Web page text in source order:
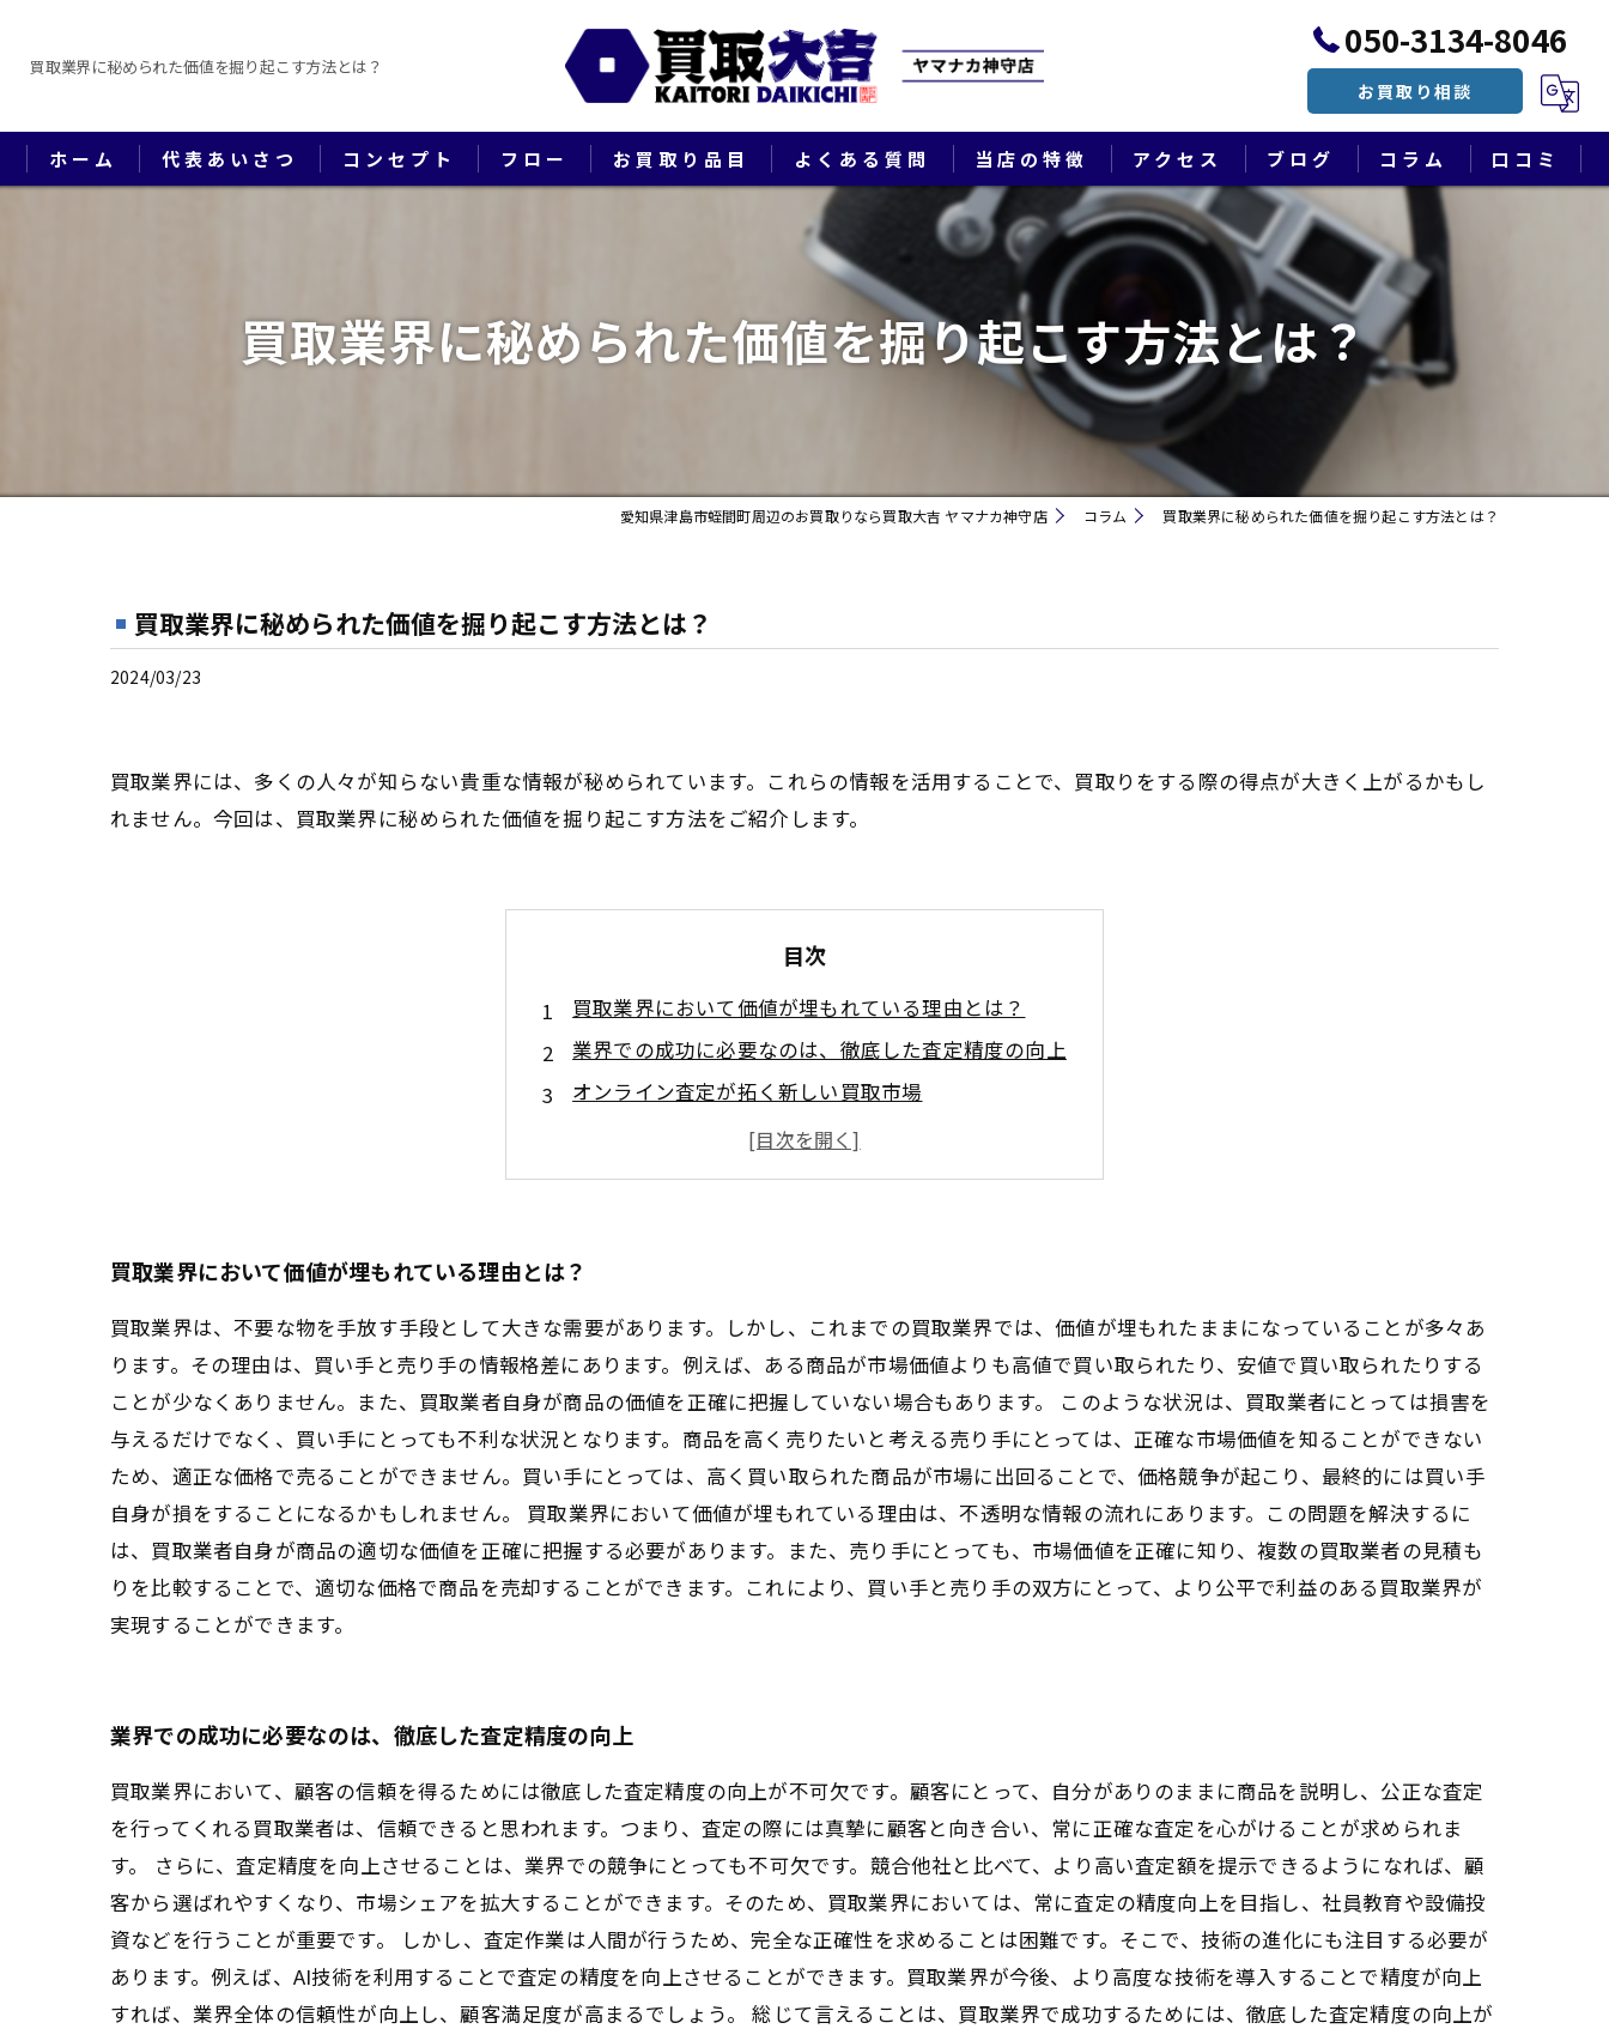
買取業界に秘められた価値を掘り起こす方法とは？
050-3134-8046
お買取り相談
ホーム 代表あいさつ コンセプト フロー お買取り品目 よくある質問 当店の特徴
ブランド
貴金属
切手
生前整理・遺品整理・終活
アクセス
漫画特集
ブログ コラム 口コミ
買取業界に秘められた価値を掘り起こす方法とは？
愛知県津島市蛭間町周辺のお買取りなら買取大吉 ヤマナカ神守店 コラム 買取業界に秘められた価値を掘り起こす方法とは？
買取業界に秘められた価値を掘り起こす方法とは？
2024/03/23
買取業界には、多くの人々が知らない貴重な情報が秘められています。これらの情報を活用することで、買取りをする際の得点が大きく上がるかもし
れません。今回は、買取業界に秘められた価値を掘り起こす方法をご紹介します。
目次
買取業界において価値が埋もれている理由とは？
業界での成功に必要なのは、徹底した査定精度の向上
オンライン査定が拓く新しい買取市場
顧客満足度を高める特典で、リピート率を上げよう
買取業界で注目される環境貢献の取り組み
買取業界において価値が埋もれている理由とは？
買取業界は、不要な物を手放す手段として大きな需要があります。しかし、これまでの買取業界では、価値が埋もれたままになっていることが多々あ
ります。その理由は、買い手と売り手の情報格差にあります。例えば、ある商品が市場価値よりも高値で買い取られたり、安値で買い取られたりする
ことが少なくありません。また、買取業者自身が商品の価値を正確に把握していない場合もあります。 このような状況は、買取業者にとっては損害を
与えるだけでなく、買い手にとっても不利な状況となります。商品を高く売りたいと考える売り手にとっては、正確な市場価値を知ることができない
ため、適正な価格で売ることができません。買い手にとっては、高く買い取られた商品が市場に出回ることで、価格競争が起こり、最終的には買い手
自身が損をすることになるかもしれません。 買取業界において価値が埋もれている理由は、不透明な情報の流れにあります。この問題を解決するに
は、買取業者自身が商品の適切な価値を正確に把握する必要があります。また、売り手にとっても、市場価値を正確に知り、複数の買取業者の見積も
りを比較することで、適切な価格で商品を売却することができます。これにより、買い手と売り手の双方にとって、より公平で利益のある買取業界が
実現することができます。
業界での成功に必要なのは、徹底した査定精度の向上
買取業界において、顧客の信頼を得るためには徹底した査定精度の向上が不可欠です。顧客にとって、自分がありのままに商品を説明し、公正な査定
を行ってくれる買取業者は、信頼できると思われます。つまり、査定の際には真摯に顧客と向き合い、常に正確な査定を心がけることが求められま
す。 さらに、査定精度を向上させることは、業界での競争にとっても不可欠です。競合他社と比べて、より高い査定額を提示できるようになれば、顧
客から選ばれやすくなり、市場シェアを拡大することができます。そのため、買取業界においては、常に査定の精度向上を目指し、社員教育や設備投
資などを行うことが重要です。 しかし、査定作業は人間が行うため、完全な正確性を求めることは困難です。そこで、技術の進化にも注目する必要が
あります。例えば、AI技術を利用することで査定の精度を向上させることができます。買取業界が今後、より高度な技術を導入することで精度が向上
すれば、業界全体の信頼性が向上し、顧客満足度が高まるでしょう。 総じて言えることは、買取業界で成功するためには、徹底した査定精度の向上が